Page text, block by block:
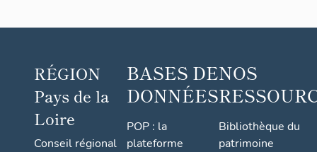
RÉGION
Pays de la
Loire
Conseil régional
BASES DE
DONNÉES
POP : la
plateforme
NOS
Bibliothèque du
patrimoine